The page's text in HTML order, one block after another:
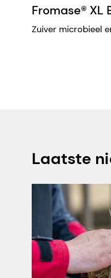
Fromase® XL
Zuiver microbieel
Laatste